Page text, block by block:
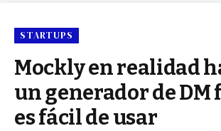
STARTUPS
Mockly en realidad
un generador de DM
es fácil de usar